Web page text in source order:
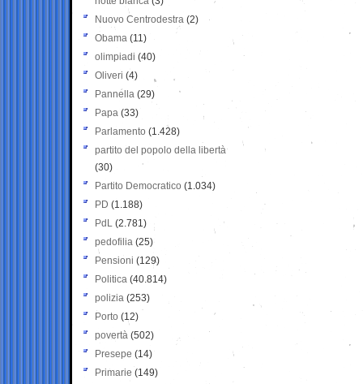
Nuovo Centrodestra (2)
Obama (11)
olimpiadi (40)
Oliveri (4)
Pannella (29)
Papa (33)
Parlamento (1.428)
partito del popolo della libertà
(30)
Partito Democratico (1.034)
PD (1.188)
PdL (2.781)
pedofilia (25)
Pensioni (129)
Politica (40.814)
polizia (253)
Porto (12)
povertà (502)
Presepe (14)
Primarie (149)